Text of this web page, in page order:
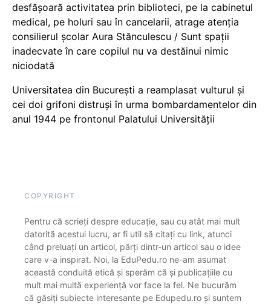
desfășoară activitatea prin biblioteci, pe la cabinetul
medical, pe holuri sau în cancelarii, atrage atenția
consilierul școlar Aura Stănculescu / Sunt spații
inadecvate în care copilul nu va destăinui nimic
niciodată
Universitatea din București a reamplasat vulturul și
cei doi grifoni distruși în urma bombardamentelor din
anul 1944 pe frontonul Palatului Universității
COPYRIGHT
Pentru că scrieți despre educație, sau cu atât mai mult
datorită acestui lucru, ar fi util să citați cu link, atunci
când preluați un articol, părți dintr-un articol sau o idee
care v-a inspirat. Noi, la EduPedu.ro ne-am asumat
această conduită etică și sperăm că și publicațiile cu
mult mai multă experiență vor face la fel. Ne bucurăm
că găsiți subiecte interesante pe Edupedu.ro și suntem